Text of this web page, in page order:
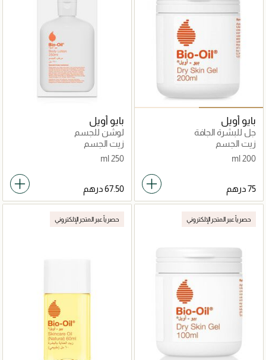
بايو أويل
جل للبشرة الجافة
زيت الجسم
200 ml
بايو أويل
لوشن للجسم
زيت الجسم
250 ml
حصرياً عبر المتجر الإلكتروني حصرياً عبر المتجر الإلكتروني